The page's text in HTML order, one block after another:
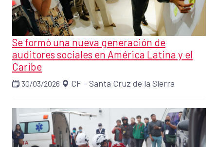
Se formó una nueva generación de
auditores sociales en América Latina y el
Caribe
30/03/2026 CF - Santa Cruz de la Sierra